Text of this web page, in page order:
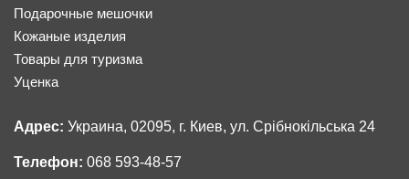
Подарочные мешочки
Кожаные изделия
Товары для туризма
Уценка
Адрес: Украина, 02095, г. Киев, ул. Срібнокільська 24
Телефон: 068 593-48-57